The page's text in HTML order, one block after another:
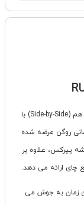
یک دستگاه چای ساز کنار هم (Side-by-Side) با
روگن عرضه شده
پیرکس، علاوه بر
چای ارائه می دهد.
آب را در کمترین زمان به جوش می